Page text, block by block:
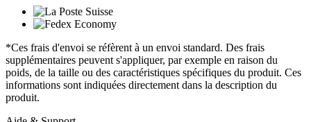
*Ces frais d'envoi se réfèrent à un envoi standard. Des frais
supplémentaires peuvent s'appliquer, par exemple en raison du
poids, de la taille ou des caractéristiques spécifiques du produit. Ces
informations sont indiquées directement dans la description du
produit.